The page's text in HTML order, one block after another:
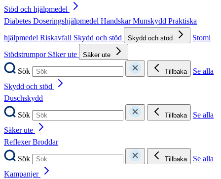
Stöd och hjälpmedel
Diabetes Doseringshjälpmedel HandskarMunskydd Praktiska
hjälpmedel Riskavfall Skydd och stöd Skydd och stöd
Stomi
Stödstrumpor Säker ute Säker ute
Sök Tillbaka
Se alla
Skydd och stöd
Duschskydd
Sök
Tillbaka
Se alla
Säker ute
ReflexerBroddar
Sök
Tillbaka
Se alla
Kampanjer